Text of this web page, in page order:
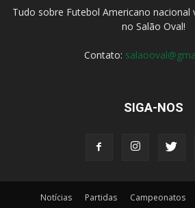
Tudo sobre Futebol Americano nacional
no Salão Oval!
Contato:
SIGA-NOS
Notícias Partidas Campeonatos